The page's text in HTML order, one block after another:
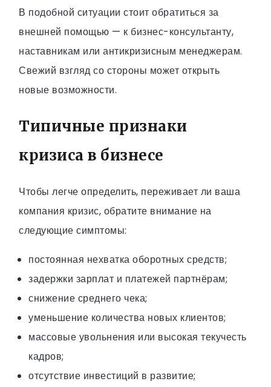
В подобной ситуации стоит обратиться за
внешней помощью — к бизнес-консультанту,
наставникам или антикризисным менеджерам.
Свежий взгляд со стороны может открыть
новые возможности.
Типичные признаки
кризиса в бизнесе
Чтобы легче определить, переживает ли ваша
компания кризис, обратите внимание на
следующие симптомы:
постоянная нехватка оборотных средств;
задержки зарплат и платежей партнёрам;
снижение среднего чека;
уменьшение количества новых клиентов;
массовые увольнения или высокая текучесть
кадров;
отсутствие инвестиций в развитие;